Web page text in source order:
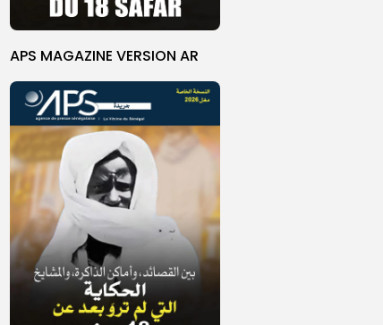
APS MAGAZINE VERSION AR